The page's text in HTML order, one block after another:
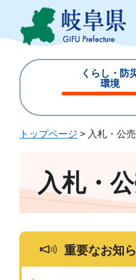
ジ
ュ
くらし・防
環境
じ
トップページ > 入札・公売
入札・
重要なお知